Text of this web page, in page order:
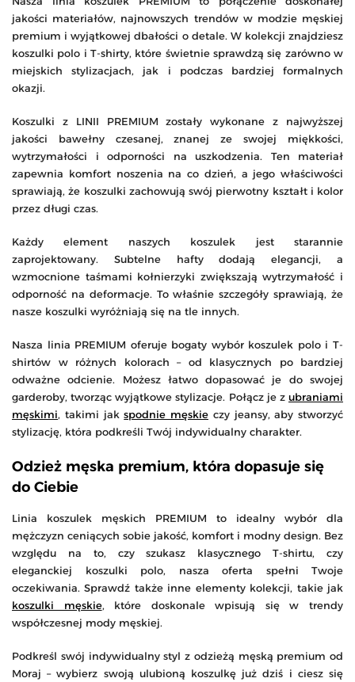
jakości materiałów, najnowszych trendów w modzie męskiej
premium i wyjątkowej dbałości o detale. W kolekcji znajdziesz
koszulki polo i T-shirty, które świetnie sprawdzą się zarówno w
miejskich stylizacjach, jak i podczas bardziej formalnych
okazji.
Koszulki z LINII PREMIUM zostały wykonane z najwyższej
jakości bawełny czesanej, znanej ze swojej miękkości,
wytrzymałości i odporności na uszkodzenia. Ten materiał
zapewnia komfort noszenia na co dzień, a jego właściwości
sprawiają, że koszulki zachowują swój pierwotny kształt i kolor
przez długi czas.
Każdy element naszych koszulek jest starannie
zaprojektowany. Subtelne hafty dodają elegancji, a
wzmocnione taśmami kołnierzyki zwiększają wytrzymałość i
odporność na deformacje. To właśnie szczegóły sprawiają, że
nasze koszulki wyróżniają się na tle innych.
Nasza linia PREMIUM oferuje bogaty wybór koszulek polo i T-
shirtów w różnych kolorach – od klasycznych po bardziej
odważne odcienie. Możesz łatwo dopasować je do swojej
garderoby, tworząc wyjątkowe stylizacje. Połącz je z ubraniami
męskimi, takimi jakspodnie męskie czy jeansy, aby stworzyć
stylizację, która podkreśli Twój indywidualny charakter.
Odzież męska premium, która dopasuje się
do Ciebie
Linia koszulek męskich PREMIUM to idealny wybór dla
mężczyzn ceniących sobie jakość, komfort i modny design. Bez
względu na to, czy szukasz klasycznego T-shirtu, czy
eleganckiej koszulki polo, nasza oferta spełni Twoje
oczekiwania. Sprawdź także inne elementy kolekcji, takie jak
koszulki męskie, które doskonale wpisują się w trendy
współczesnej mody męskiej.
Podkreśl swój indywidualny styl z odzieżą męską premium od
Moraj – wybierz swoją ulubioną koszulkę już dziś i ciesz się